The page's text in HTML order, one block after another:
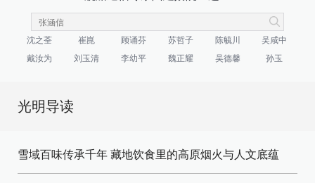
沈之荃 崔崑 顾诵芬 苏哲子 陈毓川
吴咸中
戴汝为
刘玉清 李幼平 魏正耀 吴德馨 孙玉
光明导读
雪域百味传承千年 藏地饮食里的高原烟火与人文底蕴